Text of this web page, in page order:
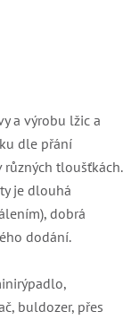
a výrobu lžic a
dle přání
různých tloušťkách.
je dlouhá
dobrá
dodání.
buldozer, přes